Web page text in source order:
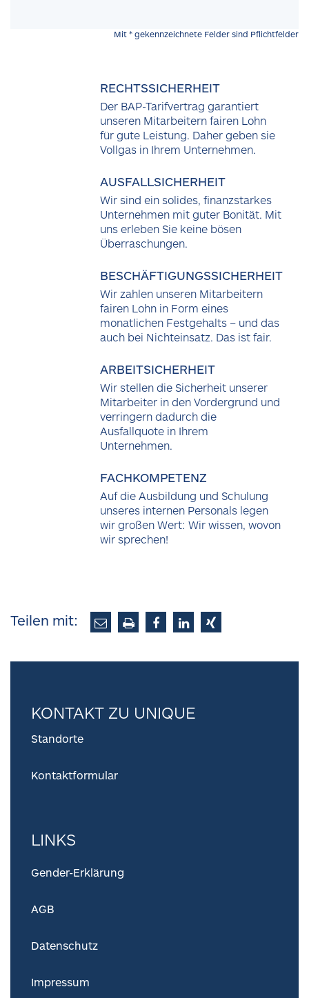
Mit * gekennzeichnete Felder sind Pflichtfelder
RECHTSSICHERHEIT
Der BAP-Tarifvertrag garantiert
unseren Mitarbeitern fairen Lohn
für gute Leistung. Daher geben sie
Vollgas in Ihrem Unternehmen.
AUSFALLSICHERHEIT
Wir sind ein solides, finanzstarkes
Unternehmen mit guter Bonität. Mit
uns erleben Sie keine bösen
Überraschungen.
BESCHÄFTIGUNGSSICHERHEIT
Wir zahlen unseren Mitarbeitern
fairen Lohn in Form eines
monatlichen Festgehalts – und das
auch bei Nichteinsatz. Das ist fair.
ARBEITSICHERHEIT
Wir stellen die Sicherheit unserer
Mitarbeiter in den Vordergrund und
verringern dadurch die
Ausfallquote in Ihrem
Unternehmen.
FACHKOMPETENZ
Auf die Ausbildung und Schulung
unseres internen Personals legen
wir großen Wert: Wir wissen, wovon
wir sprechen!
Teilen mit:
KONTAKT ZU UNIQUE
Standorte
Kontaktformular
LINKS
Gender-Erklärung
AGB
Datenschutz
Impressum